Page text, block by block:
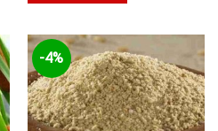
-4%